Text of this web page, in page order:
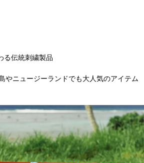
る伝統刺繍製品
やニュージーランドでも大人気のアイテム